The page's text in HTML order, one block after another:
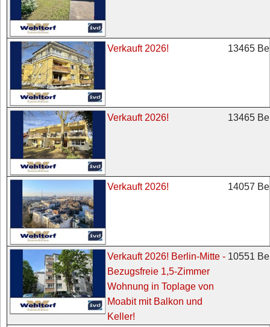
Verkauft 2026! 13465
Verkauft 2026! 13465
Verkauft 2026! 14057
Verkauft 2026! Berlin-Mitte -
Bezugsfreie 1,5-Zimmer
Wohnung in Toplage von
Moabit mit Balkon und
Keller!
10551